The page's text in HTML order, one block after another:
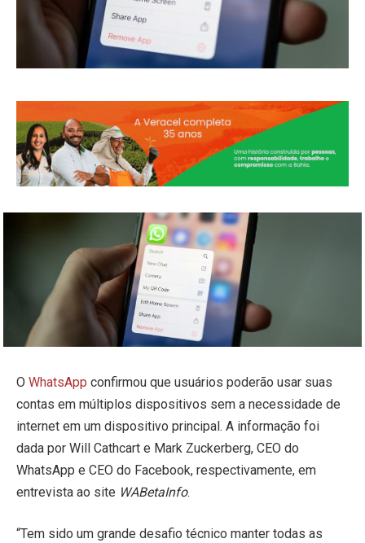
O WhatsApp confirmou que usuários poderão usar suas
contas em múltiplos dispositivos sem a necessidade de
internet em um dispositivo principal. A informação foi
dada por Will Cathcart e Mark Zuckerberg, CEO do
WhatsApp e CEO do Facebook, respectivamente, em
entrevista ao site WABetaInfo.
“Tem sido um grande desafio técnico manter todas as